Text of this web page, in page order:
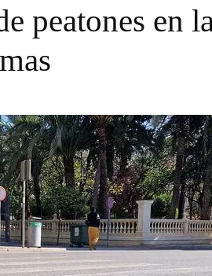
peatones en